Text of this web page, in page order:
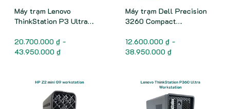
Máy trạm Lenovo
ThinkStation P3 Ultra
20.700.000 ₫ -
43.950.000 ₫
Máy trạm Dell Precision
3260 Compact
12.600.000 ₫ -
38.950.000 ₫